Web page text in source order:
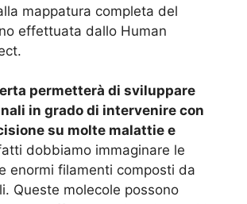
mappatura completa del
effettuata dallo Human
permetterà di sviluppare
in grado di intervenire con
su molte malattie e
dobbiamo immaginare le
enormi filamenti composti da
Queste molecole possono